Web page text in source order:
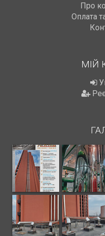
Про
Оплата
МІЙ